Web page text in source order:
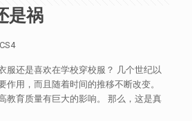
是祸
服还是喜欢在学校穿校服？ 几个世纪以
作用，而且随着时间的推移不断改变。
教育质量有巨大的影响。 那么，这是真